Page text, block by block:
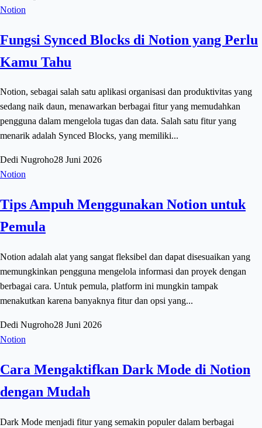
Notion
Fungsi Synced Blocks di Notion yang Perlu
Kamu Tahu
Notion, sebagai salah satu aplikasi organisasi dan produktivitas yang
sedang naik daun, menawarkan berbagai fitur yang memudahkan
pengguna dalam mengelola tugas dan data. Salah satu fitur yang
menarik adalah Synced Blocks, yang memiliki...
Dedi Nugroho28 Juni 2026
Notion
Tips Ampuh Menggunakan Notion untuk
Pemula
Notion adalah alat yang sangat fleksibel dan dapat disesuaikan yang
memungkinkan pengguna mengelola informasi dan proyek dengan
berbagai cara. Untuk pemula, platform ini mungkin tampak
menakutkan karena banyaknya fitur dan opsi yang...
Dedi Nugroho28 Juni 2026
Notion
Cara Mengaktifkan Dark Mode di Notion
dengan Mudah
Dark Mode menjadi fitur yang semakin populer dalam berbagai